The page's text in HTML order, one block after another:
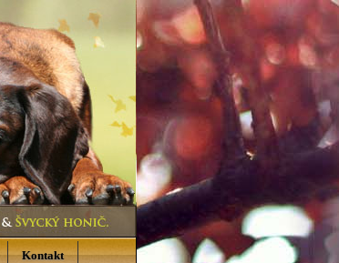
Kontakt